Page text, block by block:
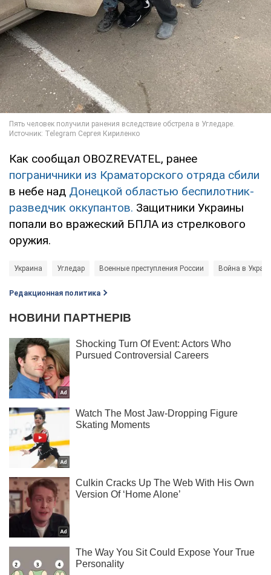
Как сообщал OBOZREVATEL, ранее
пограничники из Краматорского отряда сбили
в небе над Донецкой областью беспилотник-
разведчик оккупантов. Защитники Украины
попали во вражеский БПЛА из стрелкового
оружия.
Украина Угледар Военные преступления России Война в
Редакционная политика